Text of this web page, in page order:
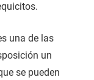
una de las
un
se pueden